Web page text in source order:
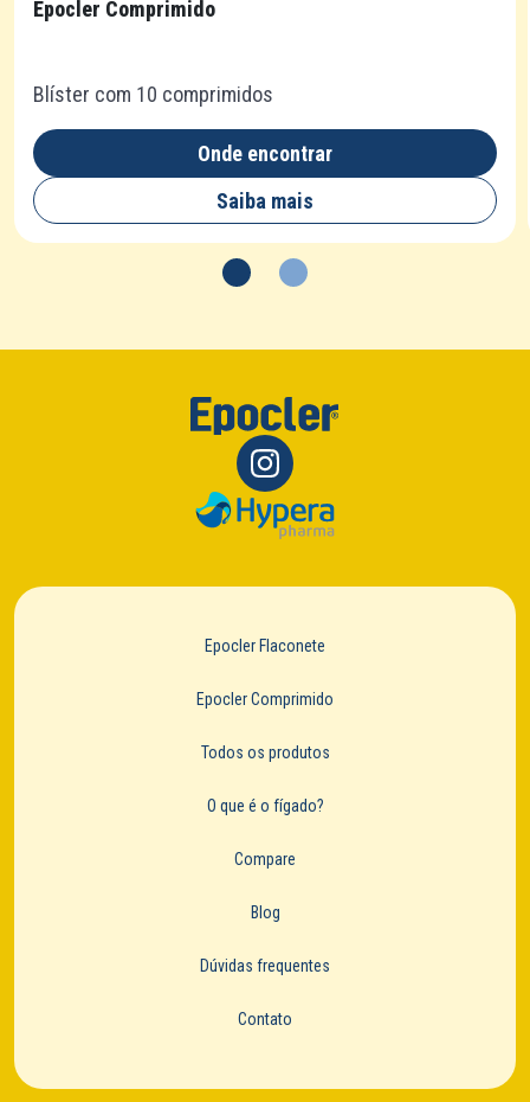
Epocler Comprimido
Blíster com 10 comprimidos
Onde encontrar
Saiba mais
Epocler Flaconete
Epocler Comprimido
Todos os produtos
O que é o fígado?
Compare
Blog
Dúvidas frequentes
Contato